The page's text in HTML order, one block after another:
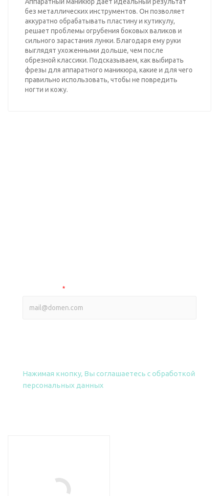
без металлических инструментов. Он позволяет
аккуратно обрабатывать пластину и кутикулу,
решает проблемы огрубения боковых валиков и
сильного зарастания лунки. Благодаря ему руки
выглядят ухоженными дольше, чем после
обрезной классики. Подсказываем, как выбирать
фрезы для аппаратного маникюра, какие и для чего
правильно использовать, чтобы не повредить
ногти и кожу.
*
Нажимая кнопку, Вы соглашаетесь с обработкой
персональных данных